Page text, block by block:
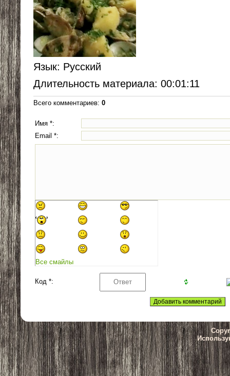
Язык: Русский
Длительность материала: 00:01:11
Всего комментариев: 0
Имя *:
Email *:
Все смайлы
Код *: